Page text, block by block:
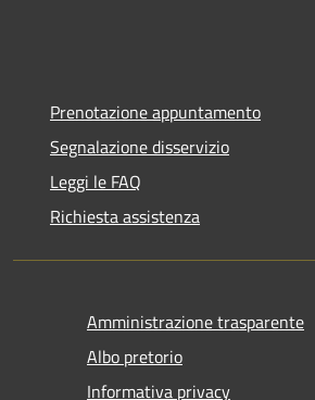
Prenotazione appuntamento
Segnalazione disservizio
Leggi le FAQ
Richiesta assistenza
Amministrazione trasparente
Albo pretorio
Informativa privacy